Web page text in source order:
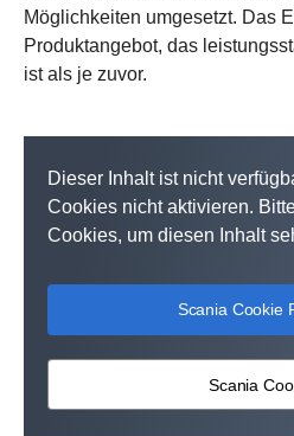
Möglichkeiten umgesetzt. Das
Produktangebot, das
ist als je zuvor.
Dieser Inhalt ist nicht
Cookies nicht aktivieren.
Cookies, um diesen Inhalt
Scania Cookie
Scania